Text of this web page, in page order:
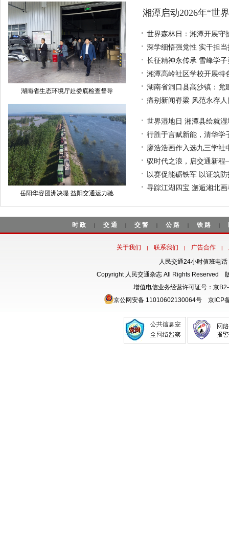
湖南省生态环境厅赴娄底检查督导
岳阳华容团洲决堤 益阳交通运力驰
湘潭启动2026年“世
世界森林日：湘潭开展守
深学细悟强党性 实干担
长征精神永传承 雪峰学
湘潭高岭社区学校开展特
湖南省洞口县高沙镇：党
痛别新闻脊梁 风范永存
世界湿地日 湘潭县绘就
行胜于言赋新能，清华
廖浩浩画作入选九三学社
驭时代之浪，启交通新
以赛促能砺铁军 以证筑
寻踪江湖四宝 邂逅湘北
时政 | 交通 | 交警 | 公路 | 铁路 |
关于我们 | 联系我们 | 广告合作 |
人民交通24小时值班电
Copyright 人民交通杂志 All Rights Reserved
增值电信业务经营许可证号：京
京公网安备 11010602130064号
京ICP